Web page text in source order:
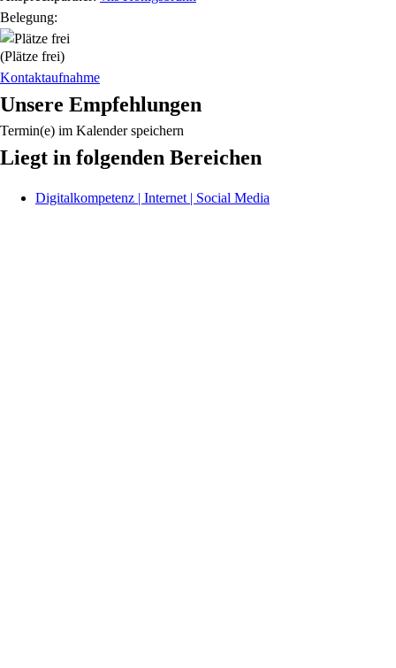
Belegung:
(Plätze frei)
Kontaktaufnahme
Unsere Empfehlungen
Termin(e) im Kalender speichern
Liegt in folgenden Bereichen
Digitalkompetenz | Internet | Social Media